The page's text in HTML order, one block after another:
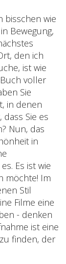
bisschen wie
Bewegung,
den ich
ist wie
voller
Sie
in denen
Sie es
Nun, das
in
Es ist wie
möchte! Im
Stil
Filme eine
- denken
ist eine
finden, der